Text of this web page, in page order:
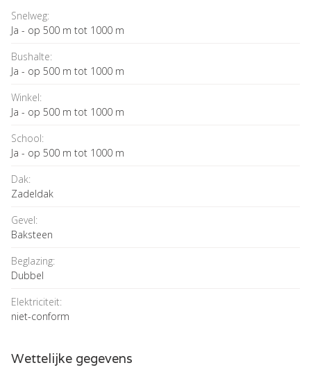
Snelweg:
Ja - op 500 m tot 1000 m
Bushalte:
Ja - op 500 m tot 1000 m
Winkel:
Ja - op 500 m tot 1000 m
School:
Ja - op 500 m tot 1000 m
Dak:
Zadeldak
Gevel:
Baksteen
Beglazing:
Dubbel
Elektriciteit:
niet-conform
Wettelijke gegevens